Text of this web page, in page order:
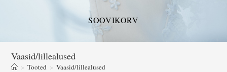
SOOVIKORV
Vaasid/lillealused
> Tooted > Vaasid/lillealused